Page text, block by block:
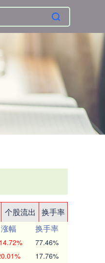
个股流出
换手率
涨幅
换手率
77.46%
17.76%